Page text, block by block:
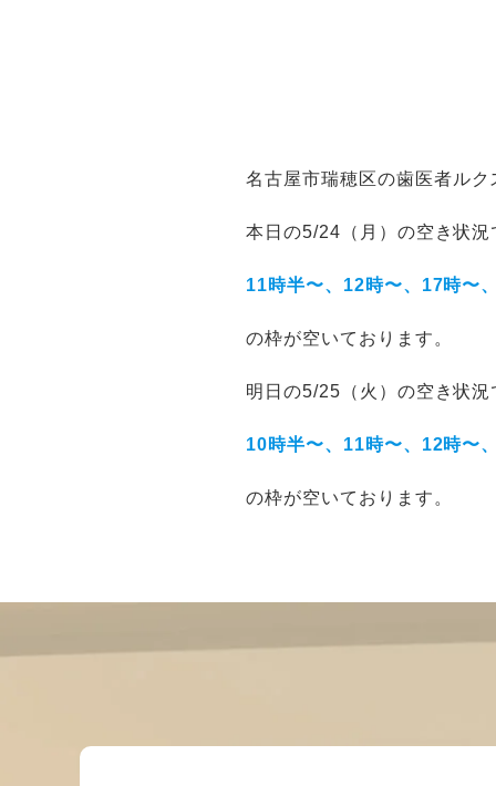
名古屋市瑞穂区の歯医者ル
本日の5/24（月）の空き状況
11時半〜、12時〜、17時〜
の枠が空いております。
明日の5/25（火）の空き状況
10時半〜、11時〜、12時〜
の枠が空いております。